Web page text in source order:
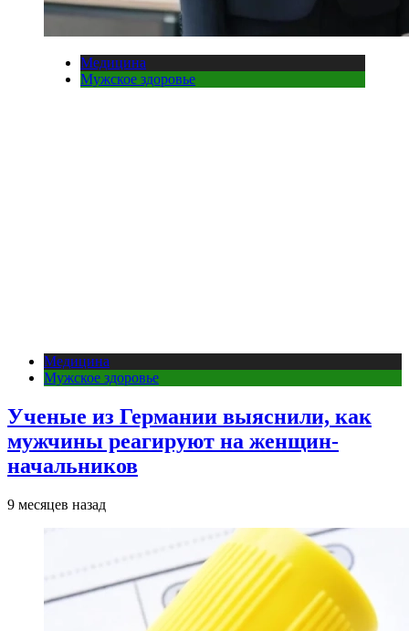
Медицина
Мужское здоровье
Медицина
Мужское здоровье
Ученые из Германии выяснили, как
мужчины реагируют на женщин-
начальников
9 месяцев назад